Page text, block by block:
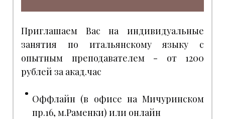
Приглашаем Вас на индивидуальные
занятия по итальянскому языку с
опытным преподавателем - от 1200
рублей за акад.час
Оффлайн (в офисе на Мичуринском
пр.16, м.Раменки) или онлайн